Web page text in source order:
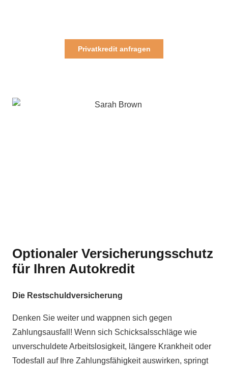
Privatkredit anfragen
Optionaler Versicherungsschutz
für Ihren Autokredit
Die Restschuldversicherung
Denken Sie weiter und wappnen sich gegen
Zahlungsausfall! Wenn sich Schicksalsschläge wie
unverschuldete Arbeitslosigkeit, längere Krankheit oder
Todesfall auf Ihre Zahlungsfähigkeit auswirken, springt